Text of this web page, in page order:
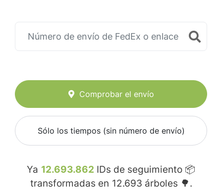
Comprobar el envío
Sólo los tiempos (sin número de envío)
Ya 12.693.862 IDs de seguimiento 📦
transformadas en 12.693 árboles 🌳.